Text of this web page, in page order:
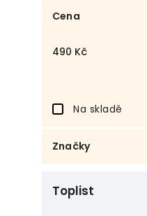
Cena
490 Kč
Na skladě
Značky
FLEXA
Toplist